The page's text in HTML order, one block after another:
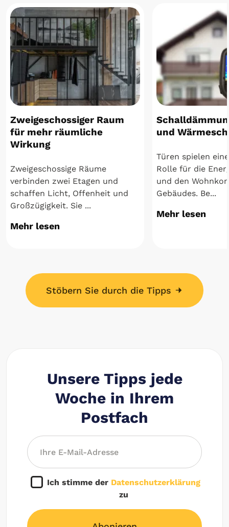
Zweigeschossiger Raum
für mehr räumliche
Wirkung
Zweigeschossige Räume
verbinden zwei Etagen und
schaffen Licht, Offenheit und
Großzügigkeit. Sie ...
Mehr lesen
und
Türen spielen
Rolle für die
und den
Gebäudes. Be...
Mehr lesen
Stöbern Sie durch die Tipps
Unsere Tipps jede
Woche in Ihrem
Postfach
Ich stimme der Datenschutzerklärung
zu